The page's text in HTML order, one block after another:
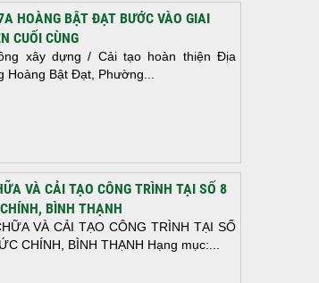
HOÀNG BẬT ĐẠT BƯỚC VÀO GIAI
CUỐI CÙNG
xây dựng / Cải tạo hoàn thiện Địa
Hoàng Bật Đạt, Phường...
VÀ CẢI TẠO CÔNG TRÌNH TẠI SỐ 8
BÌNH THẠNH
VÀ CẢI TẠO CÔNG TRÌNH TẠI SỐ
CHÍNH, BÌNH THẠNH Hạng mục:...